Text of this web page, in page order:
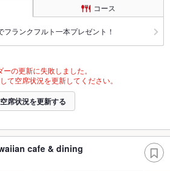
コース
ランクフルト一本プレゼント！
ーの更新に失敗しました。
て空席状況を更新してください。
空席状況を更新する
cafe & dining